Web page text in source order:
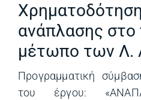
ανάπλασης στο
μέτωπο των Λ.
Προγραμματική
του έργου: